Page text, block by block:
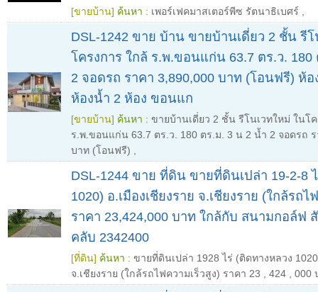
[ขายบ้าน] ค้นหา : เพอร์เฟคมาสเตอร์พีซ รัตนาธิเบศร์
DSL-1242 ขาย บ้าน ขายบ้านเดี่ยว 2 ชั้น รี
โครงการ ใกล้ ร.พ.ขอนแก่น 63.7 ตร.ว.
2 จอดรถ ราคา 3,890,000 บาท (โอนฟรี) ห้
ห้องน้ำ 2 ห้อง ขอนแก
[ขายบ้าน] ค้นหา : ขายบ้านเดี่ยว 2 ชั้น รีโนเวทใหม่ ในโ
ร.พ.ขอนแก่น 63.7 ตร.ว. 180 ตร.ม. 3 น 2 น้ำ 2 จอดรถ
บาท (โอนฟรี)
DSL-1244 ขาย ที่ดิน ขายที่ดินเปล่า 19-2-8
1020) อ.เมืองเชียงราย จ.เชียงราย (ใกล้รถไ
ราคา 23,424,000 บาท ใกล้กับ สนามกอล์ฟ
คลับ 2342400
[ที่ดิน] ค้นหา : ขายที่ดินเปล่า 1928 ไร่ (ติดทางหลวง
จ.เชียงราย (ใกล้รถไฟความเร็วสูง) ราคา 23
424 000